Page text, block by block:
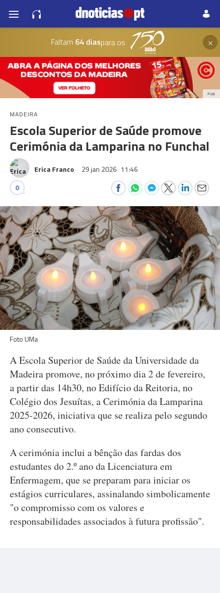
Faltam 64 diaspara os ×
PUB
MADEIRA
Escola Superior de Saúde promove
Cerimónia da Lamparina no Funchal
Erica Franco 29 jan 2026 11:46
0
Foto UMa
A Escola Superior de Saúde da Universidade da
Madeira promove, no próximo dia 2 de fevereiro,
a partir das 14h30, no Edifício da Reitoria, no
Colégio dos Jesuítas, a Cerimónia da Lamparina
2025-2026, iniciativa que se realiza pelo segundo
ano consecutivo.
A cerimónia inclui a bênção das fardas dos
estudantes do 2.º ano da Licenciatura em
Enfermagem, que se preparam para iniciar os
estágios curriculares, assinalando simbolicamente
"o compromisso com os valores e
responsabilidades associados à futura profissão".